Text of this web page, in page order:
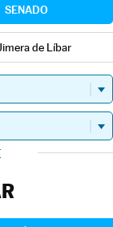
SENADO
de Líbar